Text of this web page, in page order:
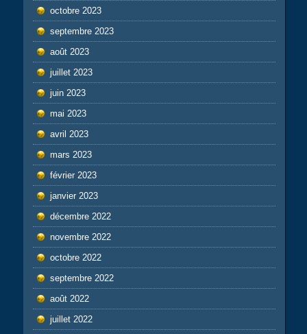
octobre 2023
septembre 2023
août 2023
juillet 2023
juin 2023
mai 2023
avril 2023
mars 2023
février 2023
janvier 2023
décembre 2022
novembre 2022
octobre 2022
septembre 2022
août 2022
juillet 2022